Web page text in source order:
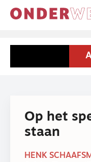
Op het
staan
HENK